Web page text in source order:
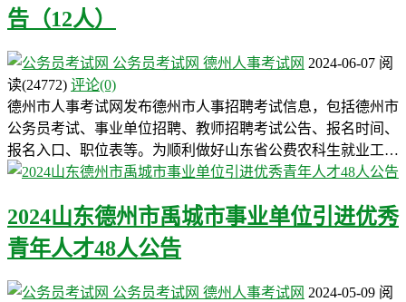
告（12人）
公务员考试网 德州人事考试网 2024-06-07 阅
读(24772) 评论(0)
德州市人事考试网发布德州市人事招聘考试信息，包括德州市
公务员考试、事业单位招聘、教师招聘考试公告、报名时间、
报名入口、职位表等。为顺利做好山东省公费农科生就业工…
2024山东德州市禹城市事业单位引进优秀
青年人才48人公告
公务员考试网 德州人事考试网 2024-05-09 阅